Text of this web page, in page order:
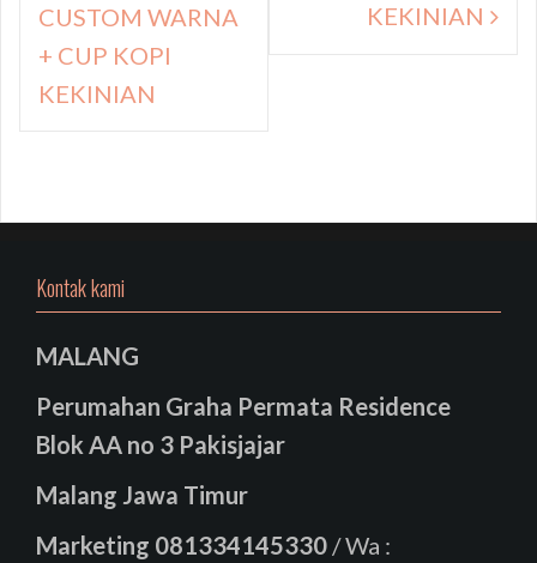
CUSTOM WARNA
+ CUP KOPI
KEKINIAN
KEKINIAN
Kontak kami
MALANG
Perumahan Graha Permata Residence
Blok AA no 3 Pakisjajar
Malang Jawa Timur
Marketing 081334145330 / Wa :